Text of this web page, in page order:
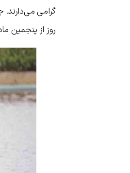
گرامی‌
روز از پنجمین